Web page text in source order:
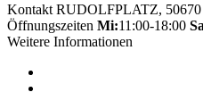
Kontakt RUDOLFPLATZ,
Öffnungszeiten Mi:11:00-18:00
Weitere Informationen